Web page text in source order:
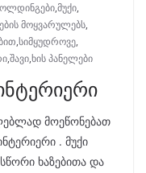
,მუქი,
მოყვარულებს,
,სიმყუდროვე,
,შავი,ხის პანელები
მოეწონებათ
. მუქი
ხაზებითა და